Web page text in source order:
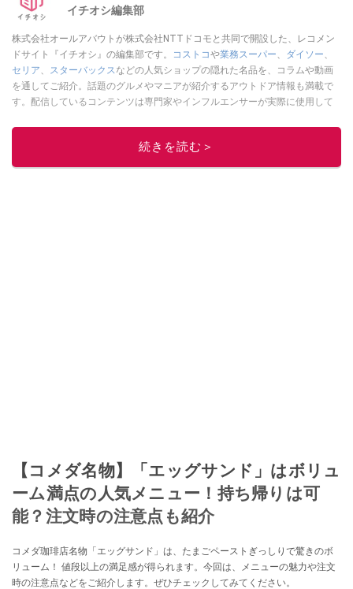
イチオシ編集部
株式会社オールアバウトが株式会社NTTドコモと共同で開設した、レコメン
ドサイト『イチオシ』の編集部です。
コストコや業務スーパー、 ダイソー、
セリア、 スターバックスなどの人気ショップの隠れた名品を、コラムや動画
を通してご紹介。話題のグルメやマニアが紹介するアウトドア情報も満載で
す。配信しているコンテンツは専門家やインフルエンサーが実際に使用して
ニュースでフォロー
続きを読む＞
【コメダ名物】「エッグサンド」はボリュ
ーム満点の人気メニュー！持ち帰りは可
能？注文時の注意点も紹介
コメダ珈琲店名物「エッグサンド」は、たまごペーストぎっしりで驚きのボ
リューム！ 値段以上の満足感が得られます。今回は、メニューの魅力や注文
時の注意点などをご紹介します。ぜひチェックしてみてください。